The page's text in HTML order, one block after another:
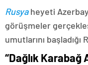
Rusyaheyeti
görüşmeler
umutlarını başladığı
“Dağlık Karabağ